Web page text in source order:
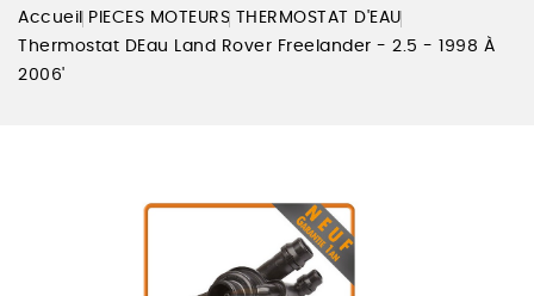
Accueil PIECES MOTEURS
THERMOSTAT D'EAU
Thermostat DEau Land Rover Freelander - 2.5 - 1998 À
2006'